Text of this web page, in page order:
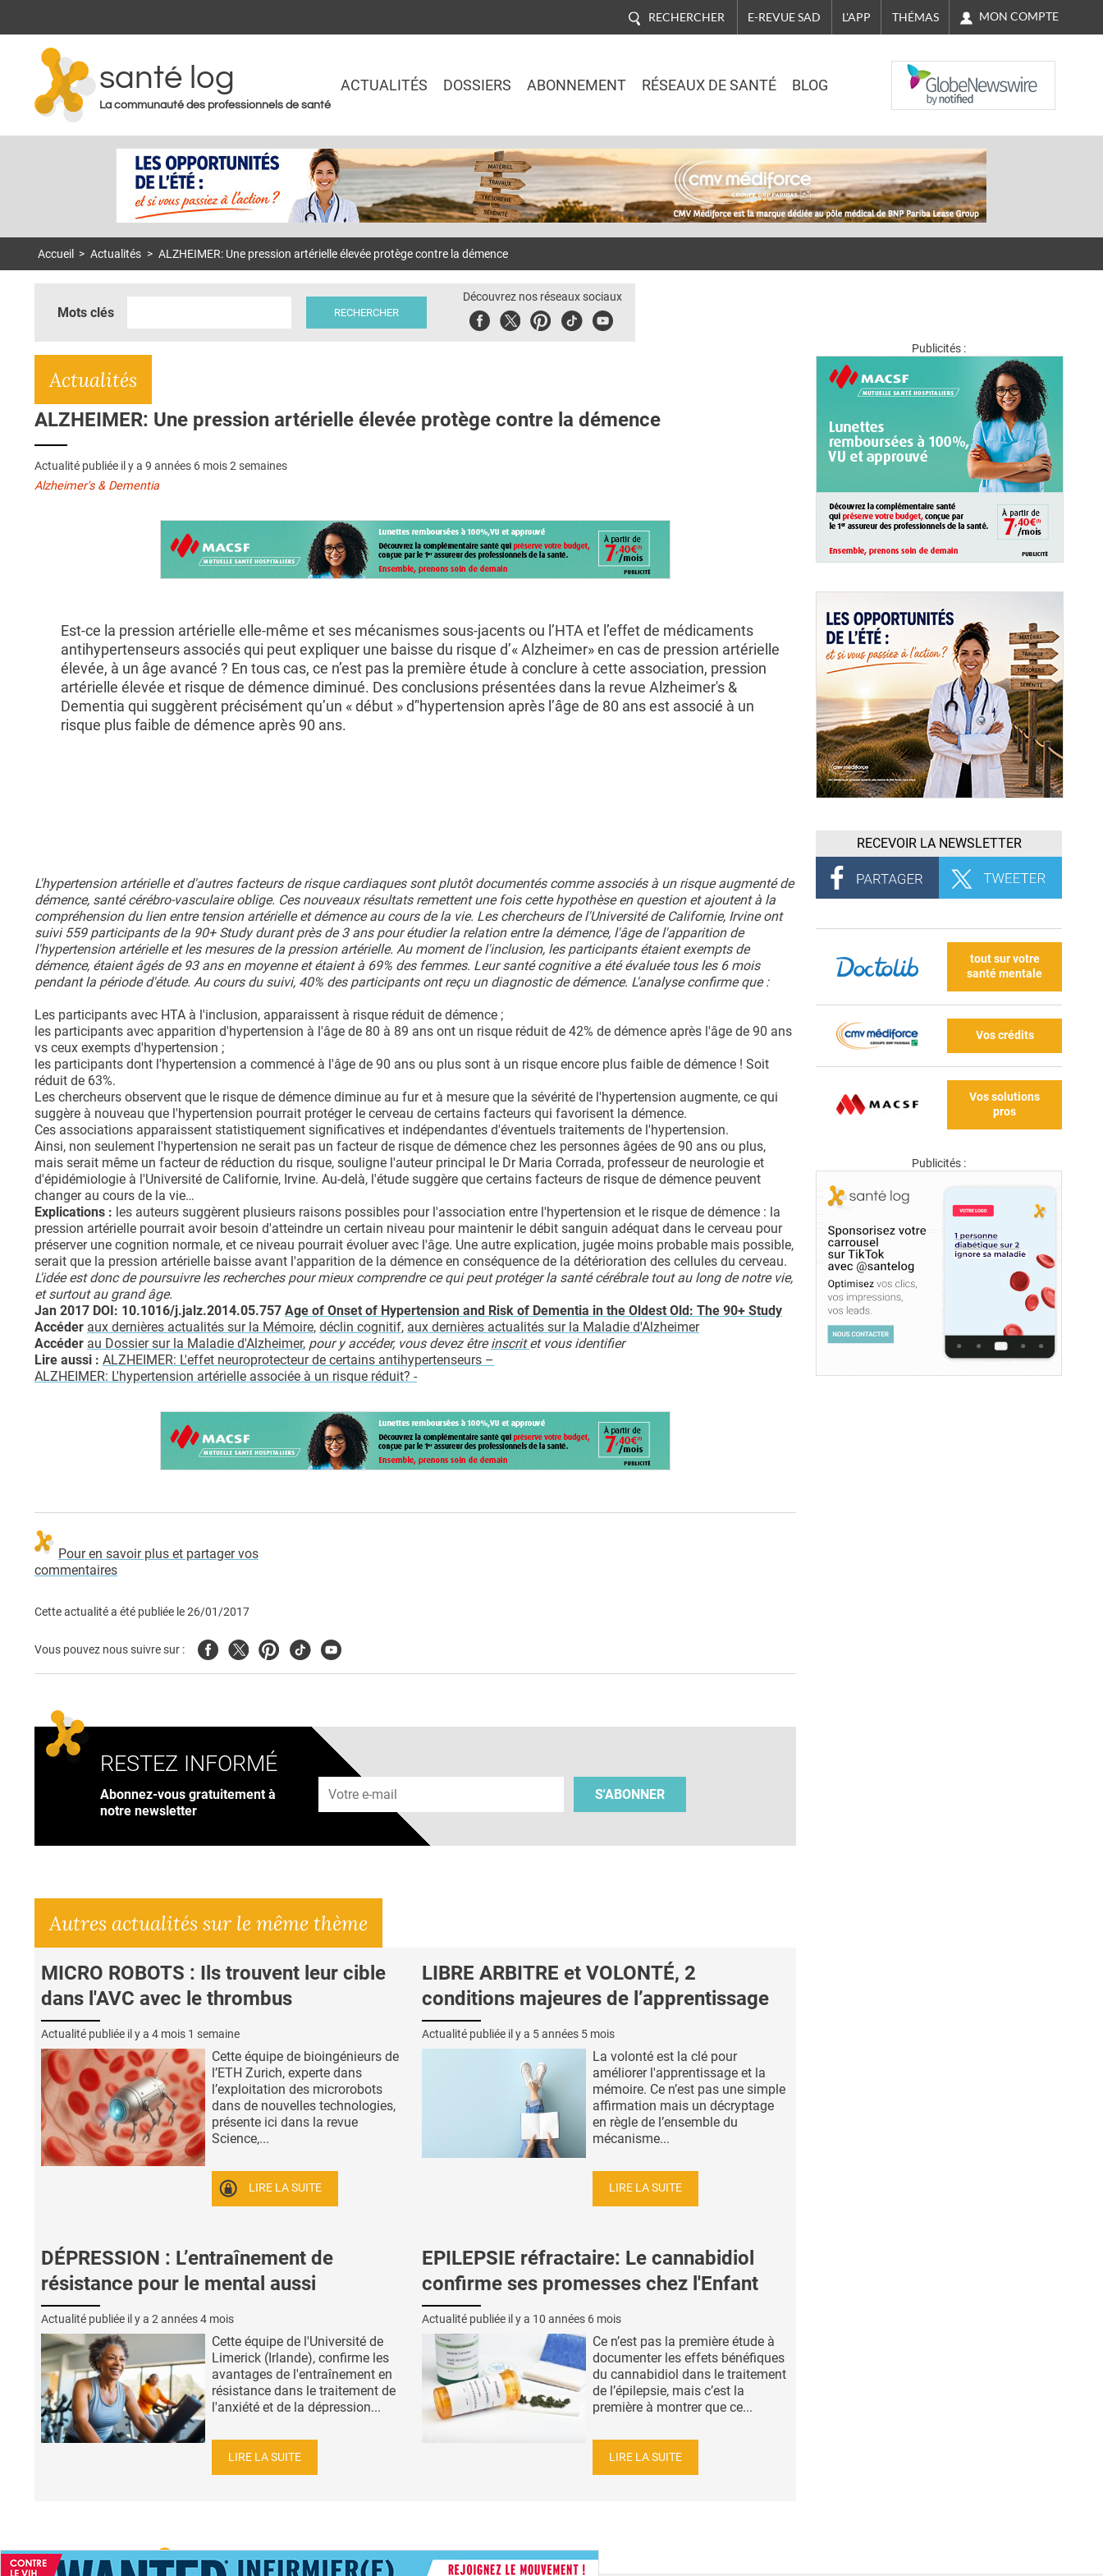
RECHERCHER E-REVUE SAD L'APP THÉMAS MON COMPTE
santé log
La communauté des professionnels de santé
ACTUALITÉS DOSSIERS ABONNEMENT RÉSEAUX DE SANTÉ BLOG
NASDAQ
Accueil > Actualités > ALZHEIMER: Une pression artérielle élevée protège contre la démence
Mots clés
Découvrez nos réseaux sociaux
FacebookTwitterPinterest
TiktokYoubute
Actualités
ALZHEIMER: Une pression artérielle élevée protège contre la démence
Actualité publiée il y a 9 années 6 mois 2 semaines
Alzheimer's & Dementia
Est-ce la pression artérielle elle-même et ses mécanismes sous-jacents ou l’HTA et l’effet de médicaments
antihypertenseurs associés qui peut expliquer une baisse du risque d’« Alzheimer» en cas de pression artérielle
élevée, à un âge avancé ? En tous cas, ce n’est pas la première étude à conclure à cette association, pression
artérielle élevée et risque de démence diminué. Des conclusions présentées dans la revue Alzheimer's &
Dementia qui suggèrent précisément qu’un « début » d’'hypertension après l’âge de 80 ans est associé à un
risque plus faible de démence après 90 ans.
L'hypertension artérielle et d'autres facteurs de risque cardiaques sont plutôt documentés comme associés à un risque augmenté de
démence, santé cérébro-vasculaire oblige. Ces nouveaux résultats remettent une fois cette hypothèse en question et ajoutent à la
compréhension du lien entre tension artérielle et démence au cours de la vie. Les chercheurs de l'Université de Californie, Irvine ont
suivi 559 participants de la 90+ Study durant près de 3 ans pour étudier la relation entre la démence, l'âge de l'apparition de
l'hypertension artérielle et les mesures de la pression artérielle. Au moment de l'inclusion, les participants étaient exempts de
démence, étaient âgés de 93 ans en moyenne et étaient à 69% des femmes. Leur santé cognitive a été évaluée tous les 6 mois
pendant la période d'étude. Au cours du suivi, 40% des participants ont reçu un diagnostic de démence. L'analyse confirme que :
Les participants avec HTA à l'inclusion, apparaissent à risque réduit de démence ;
les participants avec apparition d'hypertension à l'âge de 80 à 89 ans ont un risque réduit de 42% de démence après l'âge de 90 ans
vs ceux exempts d'hypertension ;
les participants dont l'hypertension a commencé à l'âge de 90 ans ou plus sont à un risque encore plus faible de démence ! Soit
réduit de 63%.
Les chercheurs observent que le risque de démence diminue au fur et à mesure que la sévérité de l'hypertension augmente, ce qui
suggère à nouveau que l'hypertension pourrait protéger le cerveau de certains facteurs qui favorisent la démence.
Ces associations apparaissent statistiquement significatives et indépendantes d'éventuels traitements de l'hypertension.
Ainsi, non seulement l'hypertension ne serait pas un facteur de risque de démence chez les personnes âgées de 90 ans ou plus,
mais serait même un facteur de réduction du risque, souligne l'auteur principal le Dr Maria Corrada, professeur de neurologie et
d'épidémiologie à l'Université de Californie, Irvine. Au-delà, l'étude suggère que certains facteurs de risque de démence peuvent
changer au cours de la vie…
Explications : les auteurs suggèrent plusieurs raisons possibles pour l'association entre l'hypertension et le risque de démence : la
pression artérielle pourrait avoir besoin d'atteindre un certain niveau pour maintenir le débit sanguin adéquat dans le cerveau pour
préserver une cognition normale, et ce niveau pourrait évoluer avec l'âge. Une autre explication, jugée moins probable mais possible,
serait que la pression artérielle baisse avant l'apparition de la démence en conséquence de la détérioration des cellules du cerveau.
L'idée est donc de poursuivre les recherches pour mieux comprendre ce qui peut protéger la santé cérébrale tout au long de notre vie,
et surtout au grand âge.
Jan 2017 DOI: 10.1016/j.jalz.2014.05.757 Age of Onset of Hypertension and Risk of Dementia in the Oldest Old: The 90+ Study
Accéder aux dernières actualités sur la Mémoire, déclin cognitif, aux dernières actualités sur la Maladie d'Alzheimer
Accéder au Dossier sur la Maladie d'Alzheimer, pour y accéder, vous devez êtreinscritet vous identifier
Lire aussi : ALZHEIMER: L'effet neuroprotecteur de certains antihypertenseurs –
ALZHEIMER: L'hypertension artérielle associée à un risque réduit? -
Pour en savoir plus et partager vos
commentaires
Cette actualité a été publiée le26/01/2017
Vous pouvez nous suivre sur : FacebookTwitterPinterest
TiktokYoutube
RESTEZ INFORMÉ
Abonnez-vous gratuitement à
notre newsletter
Adresse e-mail
S'ABONNER
Autres actualités sur le même thème
MICRO ROBOTS : Ils trouvent leur cible
dans l'AVC avec le thrombus
Actualité publiée il y a 4 mois 1 semaine
Cette équipe de bioingénieurs de
l’ETH Zurich, experte dans
l’exploitation des microrobots
dans de nouvelles technologies,
présente ici dans la revue
Science,...
LIRE LA SUITE
LIBRE ARBITRE et VOLONTÉ, 2
conditions majeures de l’apprentissage
Actualité publiée il y a 5 années 5 mois
La volonté est la clé pour
améliorer l'apprentissage et la
mémoire. Ce n’est pas une simple
affirmation mais un décryptage
en règle de l’ensemble du
mécanisme...
LIRE LA SUITE
DÉPRESSION : L’entraînement de
résistance pour le mental aussi
Actualité publiée il y a 2 années 4 mois
Cette équipe de l'Université de
Limerick (Irlande), confirme les
avantages de l'entraînement en
résistance dans le traitement de
l'anxiété et de la dépression...
LIRE LA SUITE
EPILEPSIE réfractaire: Le cannabidiol
confirme ses promesses chez l'Enfant
Actualité publiée il y a 10 années 6 mois
Ce n’est pas la première étude à
documenter les effets bénéfiques
du cannabidiol dans le traitement
de l’épilepsie, mais c’est la
première à montrer que ce...
LIRE LA SUITE
Publicités :
RECEVOIR LA NEWSLETTER
tout sur votre
santé mentale
Vos crédits
Vos solutions
pros
Publicités :